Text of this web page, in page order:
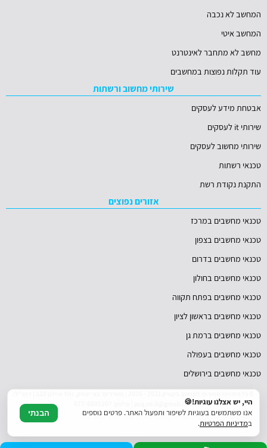
המחשב לא נכבה
המחשב איטי
מחשב לא מתחבר לאינטרנט
עוד תקלות נפוצות במחשבים
שירותי מחשוב ורשתות
אבטחת מידע לעסקים
שירותי it לעסקים
שירותי מחשוב לעסקים
טכנאי רשתות
התקנת נקודת רשת
אזורים נפוצים
טכנאי מחשבים במרכז
טכנאי מחשבים בצפון
טכנאי מחשבים בדרום
טכנאי מחשבים בחולון
טכנאי מחשבים בפתח תקווה
טכנאי מחשבים בראשון לציון
טכנאי מחשבים ברמת גן
טכנאי מחשבים בעפולה
טכנאי מחשבים בירושלים
pcq.co.il@gmail.com | טלפון: 077-8805207היי, יש אצלנו עוגיות!🍪
אנו משתמשים בעוגיות לשיפור ותפעול האתר. פרטים נוספים
במדיניות הפרטיות.
הבנתי